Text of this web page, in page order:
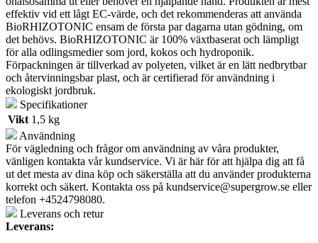
effektiv vid ett lågt EC-värde, och det rekommenderas att använda
BioRHIZOTONIC ensam de första par dagarna utan gödning, om
det behövs. BioRHIZOTONIC är 100% växtbaserat och lämpligt
för alla odlingsmedier som jord, kokos och hydroponik.
Förpackningen är tillverkad av polyeten, vilket är en lätt nedbrytbar
och återvinningsbar plast, och är certifierad för användning i
ekologiskt jordbruk.
Specifikationer
Vikt 1,5 kg
Användning
För vägledning och frågor om användning av våra produkter,
vänligen kontakta vår kundservice. Vi är här för att hjälpa dig att få
ut det mesta av dina köp och säkerställa att du använder produkterna
korrekt och säkert. Kontakta oss på kundservice@supergrow.se eller
telefon +4524798080.
Leverans och retur
Leverans: